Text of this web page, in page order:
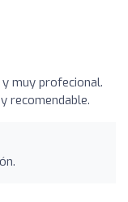
muy profecional.
recomendable.